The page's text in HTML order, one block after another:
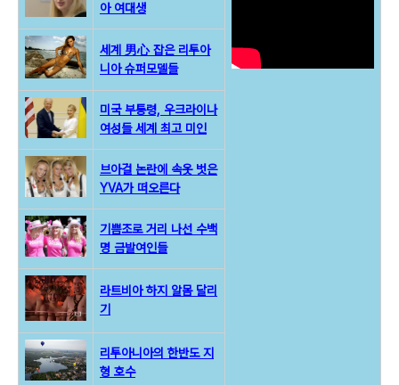
아 여대생
세계 男心 잡은 리투아
니아 슈퍼모델들
미국 부통령, 우크라이나
여성들 세계 최고 미인
브아걸 논란에 속옷 벗은
YVA가 떠오른다
기쁨조로 거리 나선 수백
명 금발여인들
라트비아 하지 알몸 달리
기
리투아니아의 한반도 지
형 호수